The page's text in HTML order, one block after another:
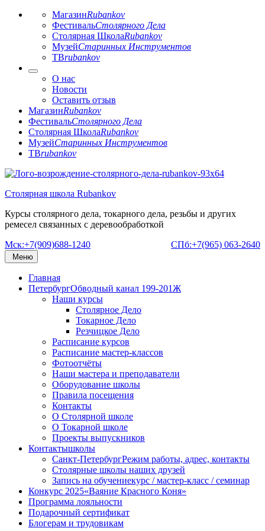
МагазинRubankov
ФестивальСтолярного Дела
Столярная ШколаRubankov
МузейСтаринных Инструментов
ТВrubankov
О нас
Новости
Оставить отзыв
МагазинRubankov
ФестивальСтолярного Дела
Столярная ШколаRubankov
МузейСтаринных Инструментов
ТВrubankov
Перейти
содержимому
Столярная школа Rubankov
Курсы столярного дела, токарного дела, резьбы и других
ремесел связанных с деревообработкой
Мск:+7(909)688-1240
СПб:+7(965) 063-2640
Меню
Главная
ПетербургОбводный канал 199-201Ж
Наши курсы
Столярное Дело
Токарное Дело
Резчицкое Дело
Расписание курсов
Расписание мастер-классов
Фотоотчёты
Наши мастера и преподаватели
Оборудование школы
Правила посещения
Контакты
О Столярной школе
О Токарной школе
Проекты выпускников
Контактышколы
Санкт-ПетербургРежим работы, адрес, контакты
Столярные школы наших друзей
Запись на обучениекурс / мастер-класс / семинар
Конкурс 2025«Ваяние Красного Коня»
Программа лояльности
Подарочный сертификат
Блогерам и трудовикам